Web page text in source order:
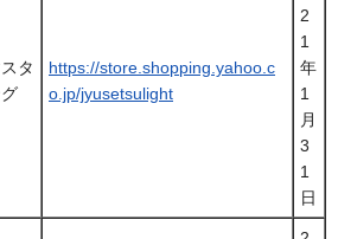
タ
https://store.shopping.yahoo.c
o.jp/jyusetsulight
2
1
年
1
月
3
1
日